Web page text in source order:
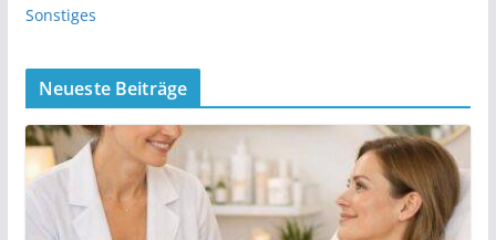
Sonstiges
Neueste Beiträge